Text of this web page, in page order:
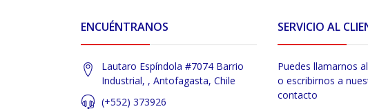
ENCUÉNTRANOS
Lautaro Espíndola #7074 Barrio
Industrial, , Antofagasta, Chile
(+552) 373926
SERVICIO AL
Puedes llamarnos
o escribirnos a
contacto